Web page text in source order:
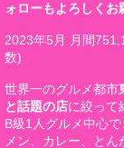
ォローもよろしくお
2023年5月 月間
数)
世界一のグルメ都市
と話題の店に絞って
B級1人グルメ中心
メン、カレー、とん